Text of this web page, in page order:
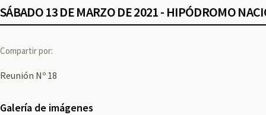
SÁBADO 13 DE MARZO DE 2021 - HIPÓDROMO
Compartir por:
Reunión Nº 18
Galería de imágenes